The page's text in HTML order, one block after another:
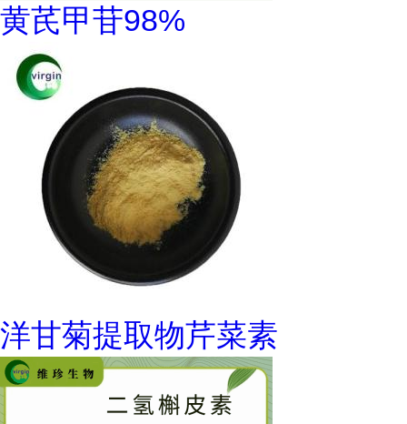
黄芪甲苷98%
洋甘菊提取物芹菜素